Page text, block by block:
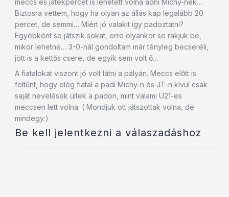
Biztosra vettem, hogy ha olyan az állás kap legalább 20
percet, de semmi… Miért jó valakit így padoztatni?
Egyébként se játszik sokat, erre olyankor se rakjuk be,
mikor lehetne… 3-0-nál gondoltam már tényleg becseréli,
jött is a kettős csere, de egyik sem volt ő…
A fiatalokat viszont jó volt látni a pályán. Meccs előtt is
feltűnt, hogy elég fiatal a padi Michy-n és JT-n kívül csak
saját nevelések ültek a padon, mint valami U21-es
meccsen lett volna. ( Mondjuk ott játszottak volna, de
mindegy:)
Be kell jelentkezni a válaszadáshoz